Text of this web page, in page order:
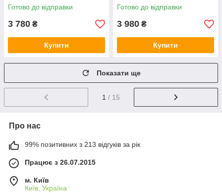
Готово до відправки
3 780 ₴
Купити
Готово до відправки
3 980 ₴
Купити
Показати ще
1 / 15
Про нас
99% позитивних з 213 відгуків за рік
Працює з 26.07.2015
м. Київ
Київ, Україна